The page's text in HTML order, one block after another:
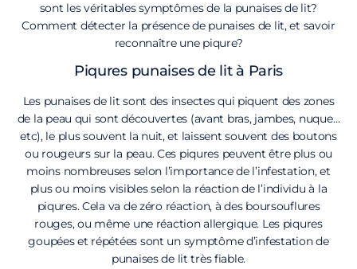
sont les véritables symptômes de la punaises de lit?
Comment détecter la présence de punaises de lit, et savoir
reconnaître une piqure?
Piqures punaises de lit à Paris
Les punaises de lit sont des insectes qui piquent des zones
de la peau qui sont découvertes (avant bras, jambes, nuque…
etc), le plus souvent la nuit, et laissent souvent des boutons
ou rougeurs sur la peau. Ces piqures peuvent être plus ou
moins nombreuses selon l’importance de l’infestation, et
plus ou moins visibles selon la réaction de l’individu à la
piqures. Cela va de zéro réaction, à des boursouflures
rouges, ou même une réaction allergique. Les piqures
goupées et répétées sont un symptôme d’infestation de
punaises de lit très fiable.